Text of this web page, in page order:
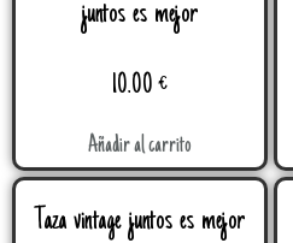
juntos es mejor
10.00 €
Añadir al carrito
Taza vintage juntos es mejor